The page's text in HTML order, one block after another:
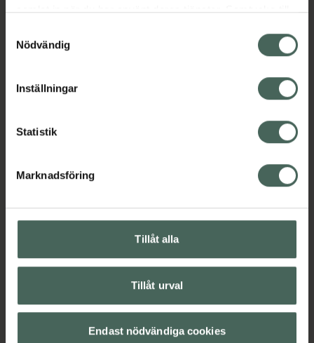
samlat in när du har använt deras tjänster. Samtycke till
återkalla ditt samtycke via webbplatsens
cookieinställningar. Ett återkallat samtycke påverkar inte
lagligheten av behandling som skett innan återkallelsen.
Nödvändig
Inställningar
Statistik
Marknadsföring
Tillåt alla
Tillåt urval
Endast nödvändiga cookies
Kronans Apotek finns här för dig. Du hittar oss från Skåne i
datorn. Oavsett vem du är så är det vårt uppdrag att
hjälpa just dig att må lite bättre. Välkommen att prata
Handla tryggt
Leverans, betalning och retur
Sajtens tillgänglighet